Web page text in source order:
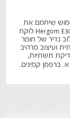
שיחמם את
Hergom לוקח
נדיר של חומר
ועיצוב מרהיב
תשתיות,
א. ברפמן קמינים.